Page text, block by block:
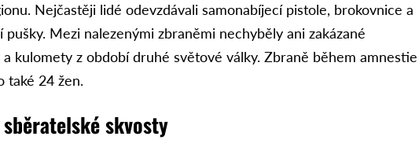
Nejčastěji lidé odevzdávali samonabíjecí pistole, brokovnice a
pušky. Mezi nalezenými zbraněmi nechyběly ani zakázané
a kulomety z období druhé světové války. Zbraně během amnestie
také 24 žen.
sběratelské skvosty